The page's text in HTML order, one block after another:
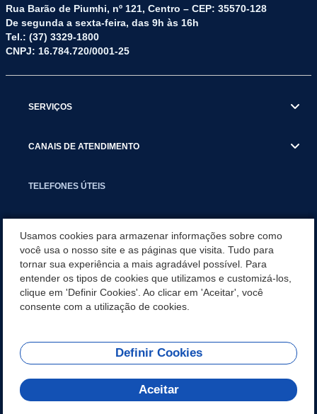
Rua Barão de Piumhi, nº 121, Centro – CEP: 35570-128
De segunda a sexta-feira, das 9h às 16h
Tel.: (37) 3329-1800
CNPJ: 16.784.720/0001-25
SERVIÇOS
CANAIS DE ATENDIMENTO
TELEFONES ÚTEIS
NOTÍCIAS
APLICATIVO
REDES SOCIAIS
Usamos cookies para armazenar informações sobre como
você usa o nosso site e as páginas que visita. Tudo para
tornar sua experiência a mais agradável possível. Para
entender os tipos de cookies que utilizamos e customizá-los,
clique em 'Definir Cookies'. Ao clicar em 'Aceitar', você
consente com a utilização de cookies.
Definir Cookies
Aceitar